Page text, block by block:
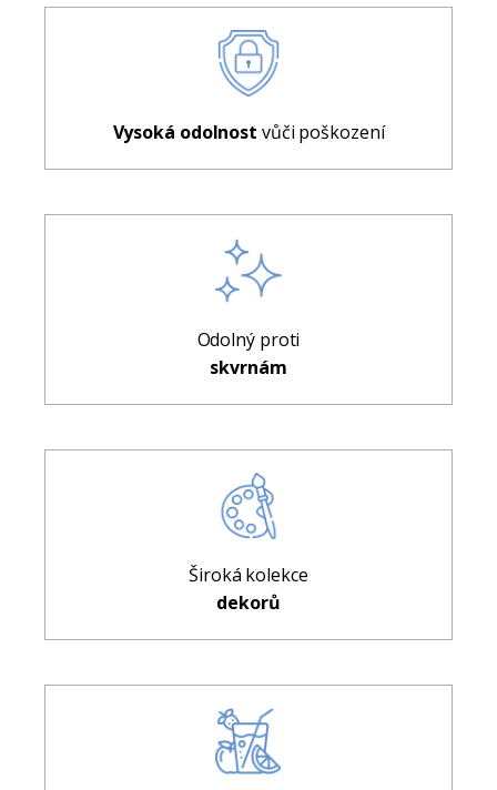
Vysoká odolnost vůči poškození
Odolný proti
skvrnám
Široká kolekce
dekorů